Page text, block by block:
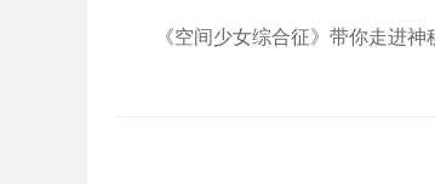
《空间少女综合征》带你走进